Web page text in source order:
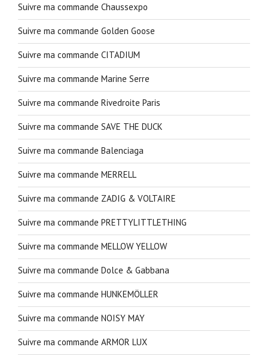
Suivre ma commande Chaussexpo
Suivre ma commande Golden Goose
Suivre ma commande CITADIUM
Suivre ma commande Marine Serre
Suivre ma commande Rivedroite Paris
Suivre ma commande SAVE THE DUCK
Suivre ma commande Balenciaga
Suivre ma commande MERRELL
Suivre ma commande ZADIG & VOLTAIRE
Suivre ma commande PRETTYLITTLETHING
Suivre ma commande MELLOW YELLOW
Suivre ma commande Dolce & Gabbana
Suivre ma commande HUNKEMÖLLER
Suivre ma commande NOISY MAY
Suivre ma commande ARMOR LUX